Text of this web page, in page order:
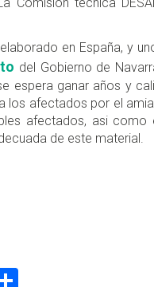
en España, y
del Gobierno de
espera ganar años y
los afectados por el
afectados, asi
de este material.